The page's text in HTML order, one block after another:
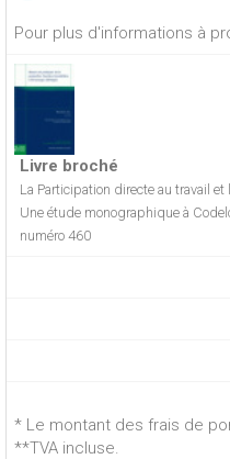
Pour plus d'informations à
Livre broché
La Participation directe au travail
Une étude monographique à
numéro 460
* Le montant des frais de
**TVA incluse.